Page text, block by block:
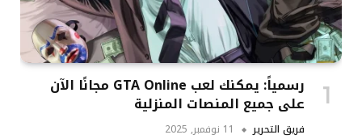
رسمياً: يمكنك لعب GTA Online مجانًا الآن
على جميع المنصات المنزلية
فريق التحرير 11 نوفمبر, 2025